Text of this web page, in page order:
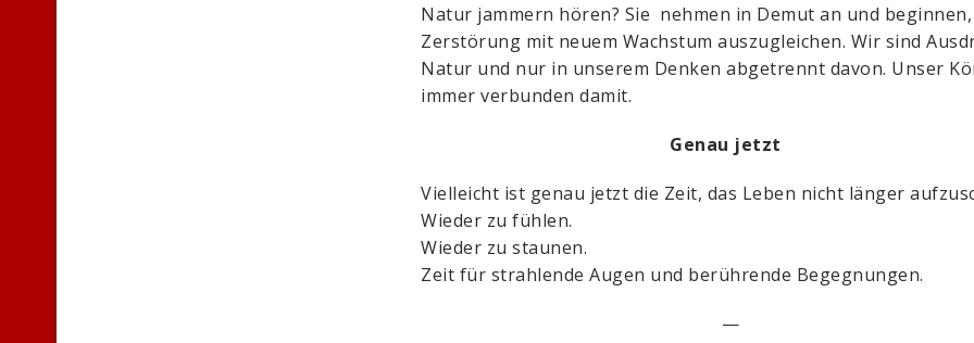
Natur jammern hören? Sie nehmen in Demut an und
Zerstörung mit neuem Wachstum auszugleichen. Wir sind
Natur und nur in unserem Denken abgetrennt davon. Unser
immer verbunden damit.
Genau jetzt
Vielleicht ist genau jetzt die Zeit, das Leben nicht länger
Wieder zu fühlen.
Wieder zu staunen.
Zeit für strahlende Augen und berührende Begegnungen.
—